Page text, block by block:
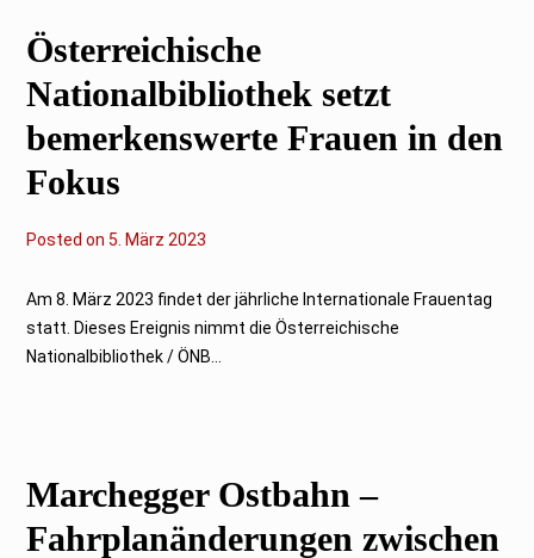
Österreichische
Nationalbibliothek setzt
bemerkenswerte Frauen in den
Fokus
Posted on5
ä
z
2
5. März 2023
Am 8. März 2023 findet der jährliche Internationale Frauentag
statt. Dieses Ereignis nimmt die Österreichische
Nationalbibliothek / ÖNB...
Marchegger Ostbahn –
Fahrplanänderungen zwischen